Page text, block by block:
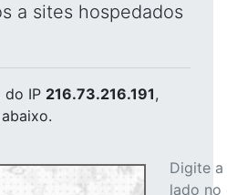
a sites hospedados
do IP 216.73.216.191,
Digite
lado no